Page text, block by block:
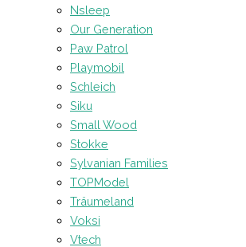
Nsleep
Our Generation
Paw Patrol
Playmobil
Schleich
Siku
Small Wood
Stokke
Sylvanian Families
TOPModel
Träumeland
Voksi
Vtech